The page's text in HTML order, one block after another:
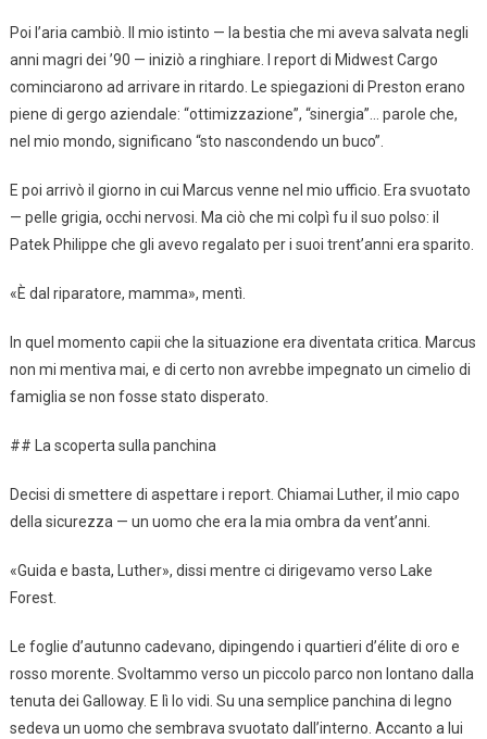
Poi l’aria cambiò. Il mio istinto — la bestia che mi aveva salvata negli
anni magri dei ’90 — iniziò a ringhiare. I report di Midwest Cargo
cominciarono ad arrivare in ritardo. Le spiegazioni di Preston erano
piene di gergo aziendale: “ottimizzazione”, “sinergia”… parole che,
nel mio mondo, significano “sto nascondendo un buco”.
E poi arrivò il giorno in cui Marcus venne nel mio ufficio. Era svuotato
— pelle grigia, occhi nervosi. Ma ciò che mi colpì fu il suo polso: il
Patek Philippe che gli avevo regalato per i suoi trent’anni era sparito.
«È dal riparatore, mamma», mentì.
In quel momento capii che la situazione era diventata critica. Marcus
non mi mentiva mai, e di certo non avrebbe impegnato un cimelio di
famiglia se non fosse stato disperato.
## La scoperta sulla panchina
Decisi di smettere di aspettare i report. Chiamai Luther, il mio capo
della sicurezza — un uomo che era la mia ombra da vent’anni.
«Guida e basta, Luther», dissi mentre ci dirigevamo verso Lake
Forest.
Le foglie d’autunno cadevano, dipingendo i quartieri d’élite di oro e
rosso morente. Svoltammo verso un piccolo parco non lontano dalla
tenuta dei Galloway. E lì lo vidi. Su una semplice panchina di legno
sedeva un uomo che sembrava svuotato dall’interno. Accanto a lui